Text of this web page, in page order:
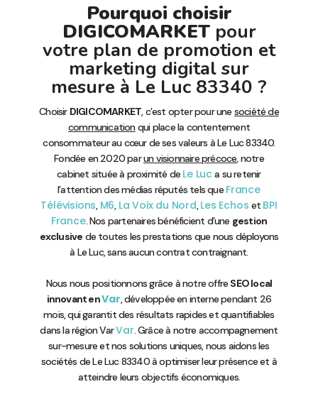
Pourquoi choisir
DIGICOMARKETpour
votre plan de promotion et
marketing digital sur
mesure à Le Luc 83340 ?
Choisir DIGICOMARKET, c’est opter pour une société de
communicationqui place la contentement
consommateur au cœur de ses valeurs à Le Luc 83340.
Fondée en 2020 parun visionnaire précoce, notre
cabinet située à proximité de Le Luc a su retenir
l’attention des médias réputés tels que France
Télévisions, M6, La Voix du Nord,Les Echos et BPI
France. Nos partenaires bénéficient d’une gestion
exclusive de toutes les prestations que nous déployons
à Le Luc, sans aucun contrat contraignant.
Nous nous positionnons grâce à notre offre SEO local
innovant enVar, développée en interne pendant 26
mois, qui garantit des résultats rapides et quantifiables
dans la région VarVar. Grâce à notre accompagnement
sur-mesure et nos solutions uniques, nous aidons les
sociétés de Le Luc 83340 à optimiser leur présence et à
atteindre leurs objectifs économiques.